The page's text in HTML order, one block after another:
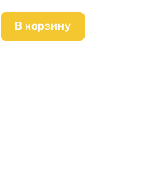
В корзину